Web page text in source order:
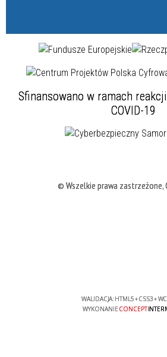
Sfinansowano w ramach
COVID-19
© Wszelkie prawa zastrzeżone,
WALIDACJA: HTML5+CSS3+
WYKONANIE CONCEPT